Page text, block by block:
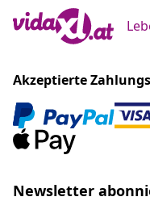
Akzeptierte
Newsletter